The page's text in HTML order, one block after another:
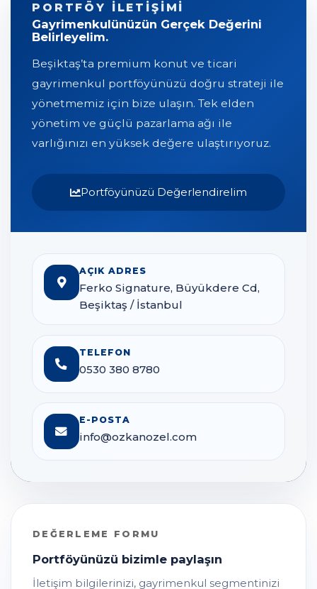
PORTFÖY İLETIŞIMI
Gayrimenkulünüzün Gerçek Değerini
Belirleyelim.
Beşiktaş’ta premium konut ve ticari
gayrimenkul portföyünüzü doğru strateji ile
yönetmemiz için bize ulaşın. Tek elden
yönetim ve güçlü pazarlama ağı ile
varlığınızı en yüksek değere ulaştırıyoruz.
Portföyünüzü Değerlendirelim
AÇIK ADRES
Ferko Signature, Büyükdere Cd,
Beşiktaş / İstanbul
TELEFON
0530 380 8780
E-POSTA
info@ozkanozel.com
DEĞERLEME FORMU
Portföyünüzü bizimle paylaşın
İletişim bilgilerinizi, gayrimenkul segmentinizi